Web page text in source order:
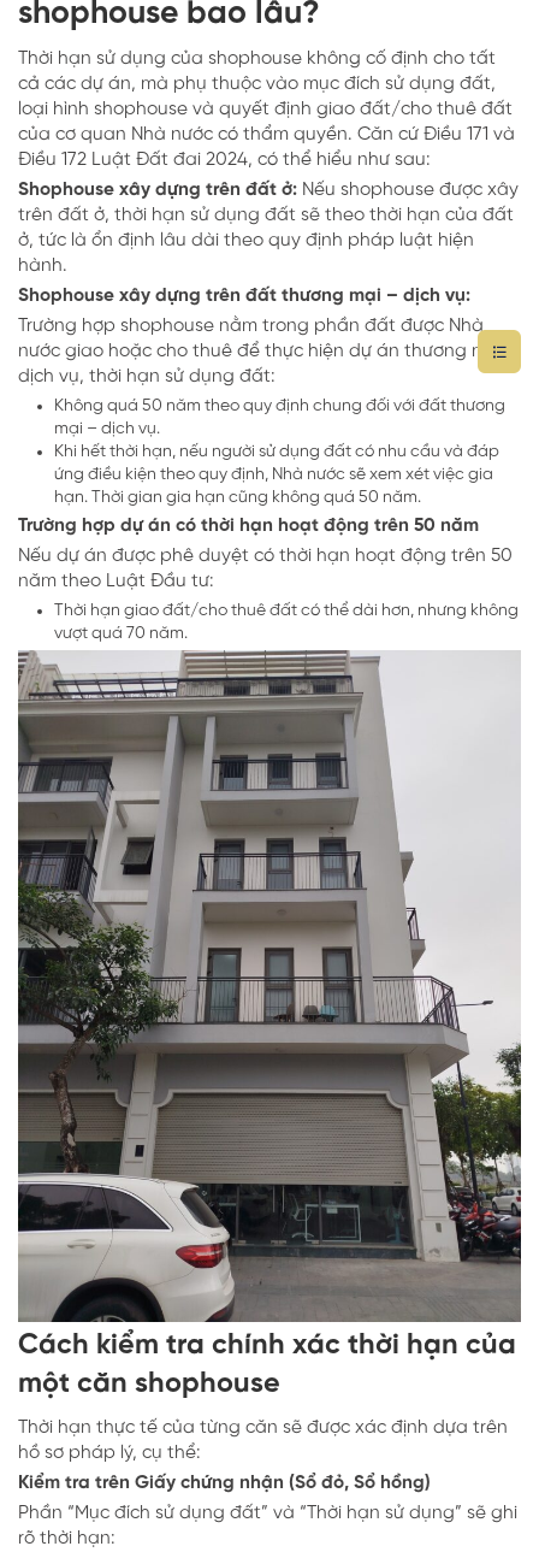
shophouse bao lâu?
Thời hạn sử dụng của shophouse không cố định cho tất
cả các dự án, mà phụ thuộc vào mục đích sử dụng đất,
loại hình shophouse và quyết định giao đất/cho thuê đất
của cơ quan Nhà nước có thẩm quyền. Căn cứ Điều 171 và
Điều 172 Luật Đất đai 2024, có thể hiểu như sau:
Shophouse xây dựng trên đất ở: Nếu shophouse được xây
trên đất ở, thời hạn sử dụng đất sẽ theo thời hạn của đất
ở, tức là ổn định lâu dài theo quy định pháp luật hiện
hành.
Shophouse xây dựng trên đất thương mại – dịch vụ:
Trường hợp shophouse nằm trong phần đất được Nhà
nước giao hoặc cho thuê để thực hiện dự án thương mại –
dịch vụ, thời hạn sử dụng đất:
Không quá 50 năm theo quy định chung đối với đất thương
mại – dịch vụ.
Khi hết thời hạn, nếu người sử dụng đất có nhu cầu và đáp
ứng điều kiện theo quy định, Nhà nước sẽ xem xét việc gia
hạn. Thời gian gia hạn cũng không quá 50 năm.
Trường hợp dự án có thời hạn hoạt động trên 50 năm
Nếu dự án được phê duyệt có thời hạn hoạt động trên 50
năm theo Luật Đầu tư:
Thời hạn giao đất/cho thuê đất có thể dài hơn, nhưng không
vượt quá 70 năm.
Cách kiểm tra chính xác thời hạn của
một căn shophouse
Thời hạn thực tế của từng căn sẽ được xác định dựa trên
hồ sơ pháp lý, cụ thể:
Kiểm tra trên Giấy chứng nhận (Sổ đỏ, Sổ hồng)
Phần “Mục đích sử dụng đất” và “Thời hạn sử dụng” sẽ ghi
rõ thời hạn: